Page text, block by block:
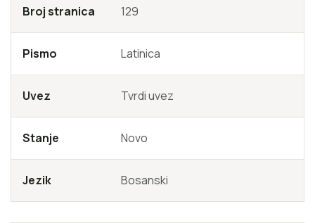
Broj stranica 129
Pismo Latinica
Uvez Tvrdi uvez
Stanje Novo
Jezik Bosanski